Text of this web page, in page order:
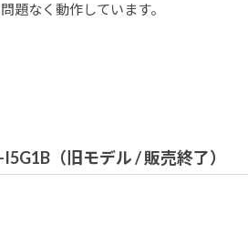
題なく動作しています。
（旧モデル / 販売終了）